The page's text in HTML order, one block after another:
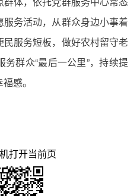
务活动，从群众身边小事着
服务短板，做好农村留守老
群众“最后一公里”，持续提
感。
打开当前页